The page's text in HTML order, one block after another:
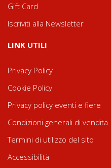
Gift Card
Iscriviti alla Newsletter
LINK UTILI
Privacy Policy
Cookie Policy
Privacy policy eventi e fiere
Condizioni generali di vendita
Termini di utilizzo del sito
Accessibilità